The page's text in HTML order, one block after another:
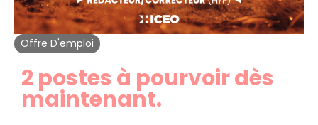
Offre D'emploi
2 postes à pourvoir dès
maintenant.